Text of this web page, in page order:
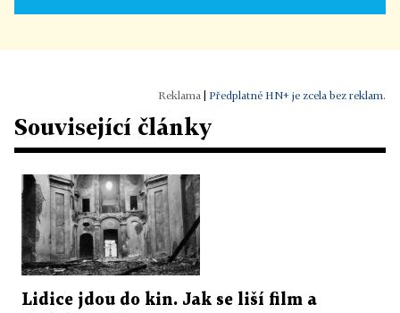
Předplatné HN+ je zcela bez reklam.
Související články
Lidice jdou do kin. Jak se liší film a